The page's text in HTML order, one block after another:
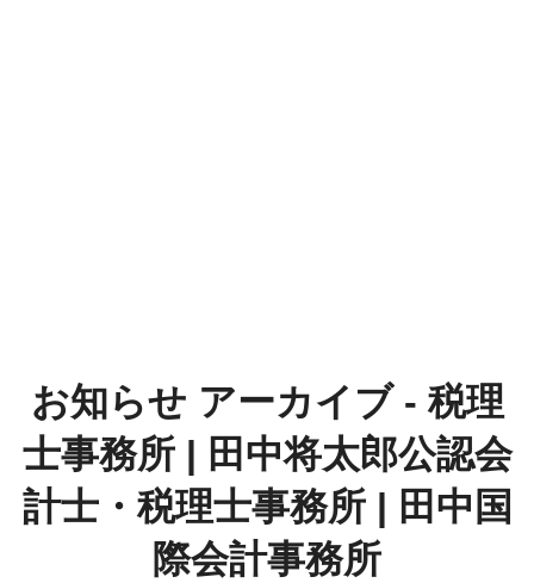
お知らせ アーカイブ - 税理
士事務所 | 田中将太郎公認会
計士・税理士事務所 | 田中国
際会計事務所